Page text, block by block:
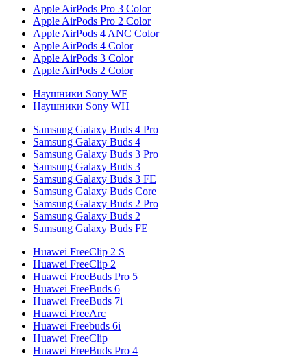
Apple AirPods Pro 3 Color
Apple AirPods Pro 2 Color
Apple AirPods 4 ANC Color
Apple AirPods 4 Color
Apple AirPods 3 Color
Apple AirPods 2 Color
Наушники Sony WF
Наушники Sony WH
Samsung Galaxy Buds 4 Pro
Samsung Galaxy Buds 4
Samsung Galaxy Buds 3 Pro
Samsung Galaxy Buds 3
Samsung Galaxy Buds 3 FE
Samsung Galaxy Buds Core
Samsung Galaxy Buds 2 Pro
Samsung Galaxy Buds 2
Samsung Galaxy Buds FE
Huawei FreeClip 2 S
Huawei FreeClip 2
Huawei FreeBuds Pro 5
Huawei FreeBuds 6
Huawei FreeBuds 7i
Huawei FreeArc
Huawei Freebuds 6i
Huawei FreeClip
Huawei FreeBuds Pro 4